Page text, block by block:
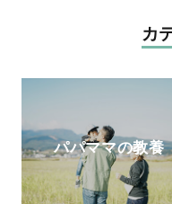
の友
を光
カ
パパママの教養